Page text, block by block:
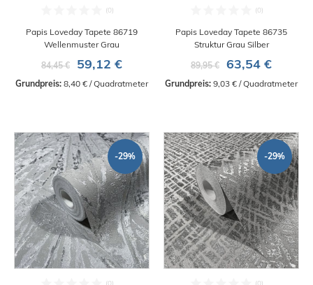
Papis Loveday Tapete 86719
Wellenmuster Grau
84,45 €
59,12 €
Grundpreis: 8,40 € / Quadratmeter
Papis Loveday Tapete 86735
Struktur Grau Silber
89,95 €
63,54 €
Grundpreis: 9,03 € / Quadratmeter
-29% -29%